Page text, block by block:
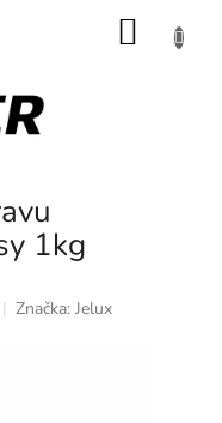
1kg
Značka: Jelux